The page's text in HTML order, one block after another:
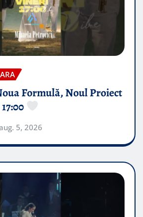
Formulă, Noul Proiect
5, 2026